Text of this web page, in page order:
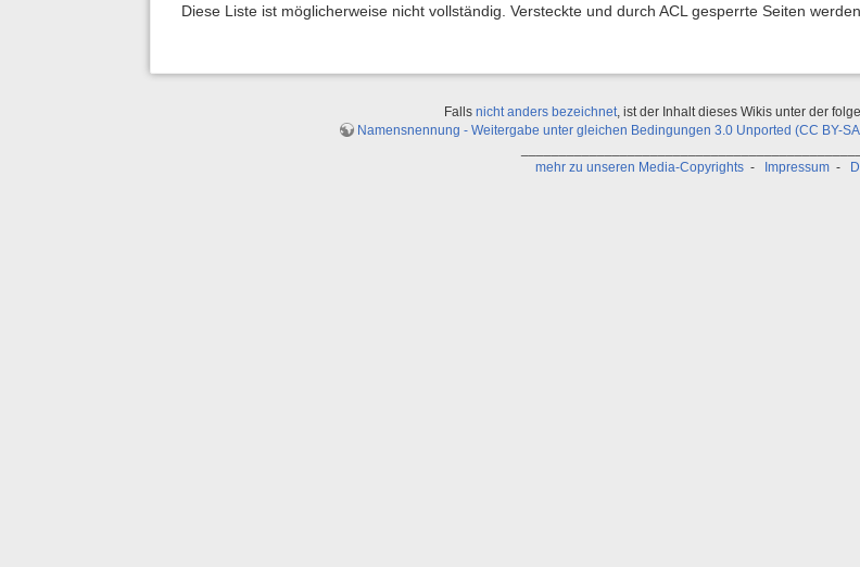
Diese Liste ist möglicherweise nicht vollständig. Versteckte und durch ACL gesperrte Seiten
Falls nicht anders bezeichnet, ist der Inhalt dieses Wikis unter der
Namensnennung - Weitergabe unter gleichen Bedingungen 3.0 Unported (CC BY-
mehr zu unseren Media-Copyrights - Impressum -